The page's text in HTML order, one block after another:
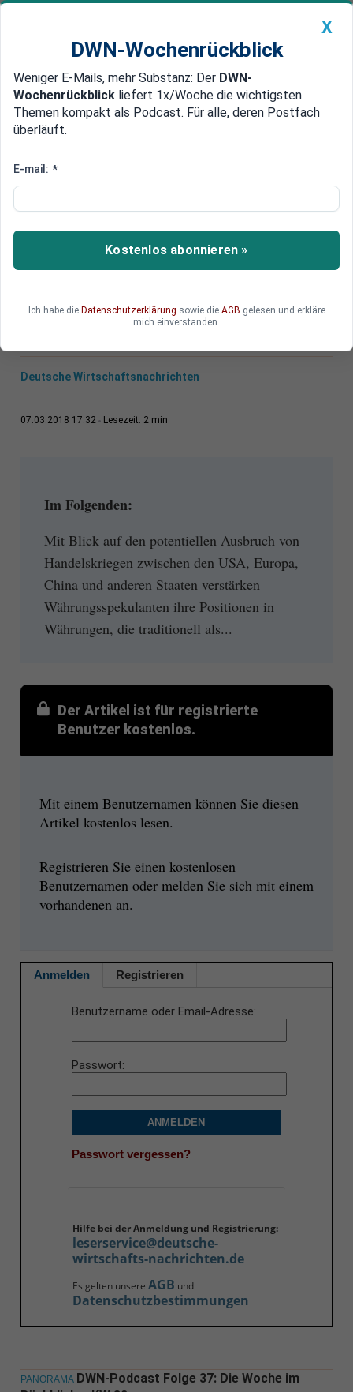
Newsticker MEIN DWN: Geldanlage Premium
Edelmetalle DWN-Magazin China
Yen und Schweizer Franken
Handelskrieg: Devisen-
Spekulanten ziehen sich in
sichere Häfen zurück
In der Erwartung eines globalen Handelskrieges
eingestufte Währungen zurück.
Deutsche Wirtschaftsnachrichten
07.03.2018 17:32 Lesezeit: 2 min
Im Folgenden:
Mit Blick auf den potentiellen Ausbruch von
Handelskriegen zwischen den USA, Europa,
China und anderen Staaten verstärken
Währungsspekulanten ihre Positionen in
Währungen, die traditionell als...
Der Artikel ist für registrierte
Benutzer kostenlos.
Mit einem Benutzernamen können Sie diesen
Artikel kostenlos lesen.
Registrieren Sie einen kostenlosen
Benutzernamen oder melden Sie sich mit einem
vorhandenen an.
Anmelden Registrieren
Benutzername oder Email-Adresse
Passwort
ANMELDEN
Passwort vergessen?
Hilfe bei der Anmeldung und Registrierung:
leserservice@deutsche-
wirtschafts-nachrichten.de
Es gelten unsere AGB und
Datenschutzbestimmungen
X
DWN-Wochenrückblick
Weniger E-Mails, mehr Substanz: Der DWN-
Wochenrückblick liefert 1x/Woche die wichtigsten
Themen kompakt als Podcast. Für alle, deren Postfach
überläuft.
E-mail: *
Kostenlos abonnieren »
Ich habe die Datenschutzerklärung sowie die AGB gelesen und erkläre
mich einverstanden.
PANORAMA DWN-Podcast Folge 37: Die Woche im